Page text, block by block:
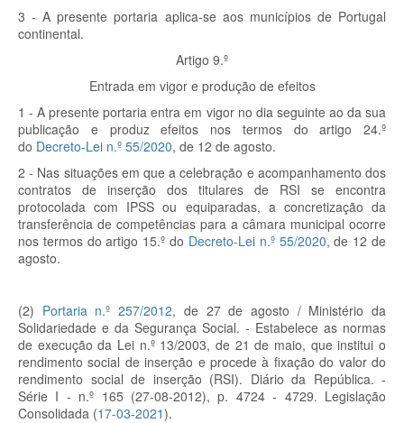
3 - A presente portaria aplica-se aos municípios de Portugal
continental.
Artigo 9.º
Entrada em vigor e produção de efeitos
1 - A presente portaria entra em vigor no dia seguinte ao da sua
publicação e produz efeitos nos termos do artigo 24.º
do Decreto-Lei n.º 55/2020, de 12 de agosto.
2 - Nas situações em que a celebração e acompanhamento dos
contratos de inserção dos titulares de RSI se encontra
protocolada com IPSS ou equiparadas, a concretização da
transferência de competências para a câmara municipal ocorre
nos termos do artigo 15.º do Decreto-Lei n.º 55/2020, de 12 de
agosto.
(2) Portaria n.º 257/2012, de 27 de agosto / Ministério da
Solidariedade e da Segurança Social. - Estabelece as normas
de execução da Lei n.º 13/2003, de 21 de maio, que institui o
rendimento social de inserção e procede à fixação do valor do
rendimento social de inserção (RSI). Diário da República. -
Série I - n.º 165 (27-08-2012), p. 4724 - 4729. Legislação
Consolidada (17-03-2021).